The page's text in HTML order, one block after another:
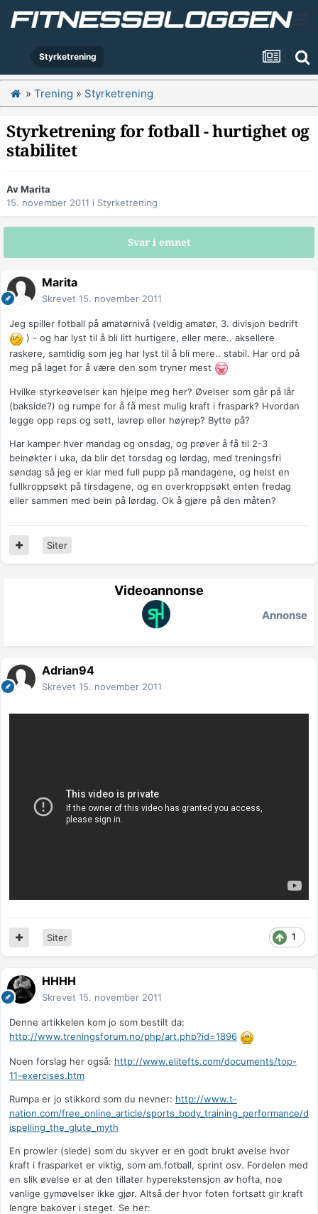
Styrketrening
» Trening » Styrketrening
Styrketrening for fotball - hurtighet og
stabilitet
AvMarita
15. november 2011 i Styrketrening
Svar i emnet
Marita
Skrevet 15. november 2011
Jeg spiller fotball på amatørnivå (veldig amatør, 3. divisjon bedrift
) - og har lyst til å bli litt hurtigere, eller mere.. aksellere
raskere, samtidig som jeg har lyst til å bli mere.. stabil. Har ord på
meg på laget for å være den som tryner mest
Hvilke styrkeøvelser kan hjelpe meg her? Øvelser som går på lår
(bakside?) og rumpe for å få mest mulig kraft i fraspark? Hvordan
legge opp reps og sett, lavrep eller høyrep? Bytte på?
Har kamper hver mandag og onsdag, og prøver å få til 2-3
beinøkter i uka, da blir det torsdag og lørdag, med treningsfri
søndag så jeg er klar med full pupp på mandagene, og helst en
fullkroppsøkt på tirsdagene, og en overkroppsøkt enten fredag
eller sammen med bein på lørdag. Ok å gjøre på den måten?
Siter
Videoannonse
Annonse
Adrian94
Skrevet 15. november 2011
1
Siter
HHHH
Skrevet 15. november 2011
Denne artikkelen kom jo som bestilt da:
http://www.treningsforum.no/php/art.php?id=1896
Noen forslag her også: http://www.elitefts.com/documents/top-
11-exercises.htm
Rumpa er jo stikkord som du nevner: http://www.t-
nation.com/free_online_article/sports_body_training_performance/d
ispelling_the_glute_myth
En prowler (slede) som du skyver er en godt brukt øvelse hvor
kraft i frasparket er viktig, som am.fotball, sprint osv. Fordelen med
en slik øvelse er at den tillater hyperekstensjon av hofta, noe
vanlige gymøvelser ikke gjør. Altså der hvor foten fortsatt gir kraft
lengre bakover i steget. Se her: